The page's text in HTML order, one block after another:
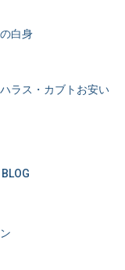
白身
ラス・カブトお安い